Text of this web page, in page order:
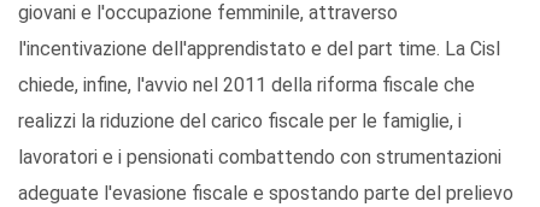
giovani e l'occupazione femminile, attraverso
l'incentivazione dell'apprendistato e del part time. La Cisl
chiede, infine, l'avvio nel 2011 della riforma fiscale che
realizzi la riduzione del carico fiscale per le famiglie, i
lavoratori e i pensionati combattendo con strumentazioni
adeguate l'evasione fiscale e spostando parte del prelievo